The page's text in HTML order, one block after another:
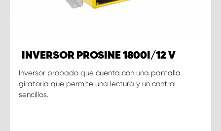
INVERSOR PROSINE 1800I/12 V
Inversor probado que cuenta con una pantalla
giratoria que permite una lectura y un control
sencillos.